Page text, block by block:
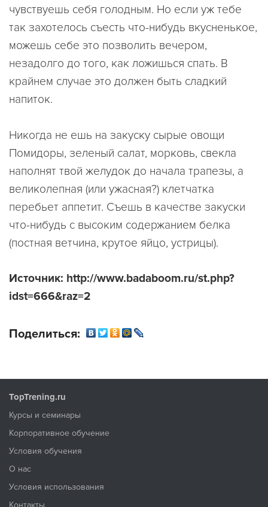
чувствуешь себя голодным. Но если уж тебе
так захотелось съесть что-нибудь вкусненькое,
можешь себе это позволить вечером,
незадолго до того, как ложишься спать. В
крайнем случае это должен быть сладкий
напиток.
Никогда не ешь на закуску сырые овощи
Помидоры, зеленый салат, морковь, свекла
наполнят твой желудок до начала трапезы, а
великолепная (или ужасная?) клетчатка
перебьет аппетит. Съешь в качестве закуски
что-нибудь с высоким содержанием белка
(постная ветчина, крутое яйцо, устрицы).
Источник: http://www.badaboom.ru/st.php?
idst=666&raz=2
Поделиться:
TopTrening.ru
Курсы и семинары
Корпоративное обучение
Условия обучения
О нас
Условия использования
Контакты